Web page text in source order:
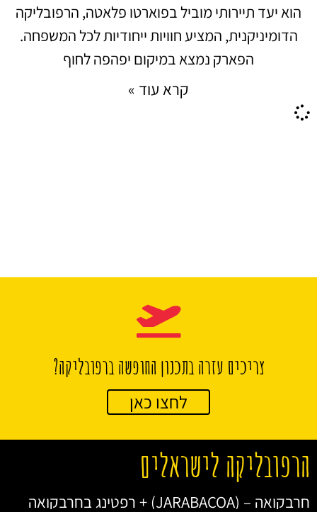
הוא יעד תיירותי מוביל בפוארטו פלאטה, הרפובליקה
הדומיניקנית, המציע חוויות ייחודיות לכל המשפחה.
הפארק נמצא במיקום יפהפה לחוף
קרא עוד »
צריכים עזרה בתכנון החופשה ברפובליקה?
לחצו כאן
הרפובליקה לישראלים
חרבקואה – (JARABACOA) + רפטינג בחרבקואה